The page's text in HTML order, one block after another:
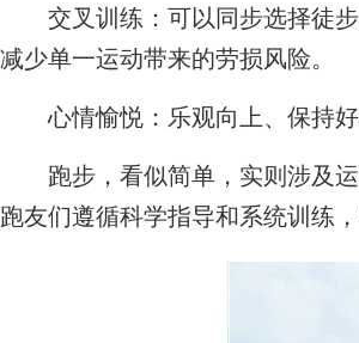
交叉训练：可以同步选择徒步
减少单一运动带来的劳损风险。
心情愉悦：乐观向上、保持好
跑步，看似简单，实则涉及运
跑友们遵循科学指导和系统训练